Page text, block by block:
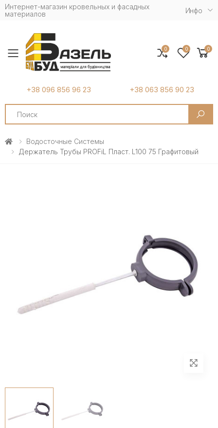
Интернет-магазин кровельных и фасадных
материалов
Инфо
Toggle mobile menu
+38 096 856 96 23 +38 063 856 90 23
Search
0 0 0
Водосточные Системы
Держатель Трубы PROFiL Пласт. L100 75 Графитовый